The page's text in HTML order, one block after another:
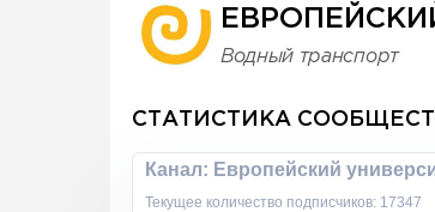
Водный транспорт
СТАТИСТИКА
Канал: Европейский
Текущее количество подписчиков: 17347